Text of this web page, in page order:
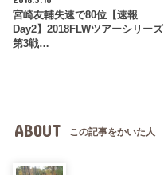
宮崎友輔失速で80位【速報
Day2】2018FLWツアーシリーズ
第3戦…
ABOUT この記事をかいた人